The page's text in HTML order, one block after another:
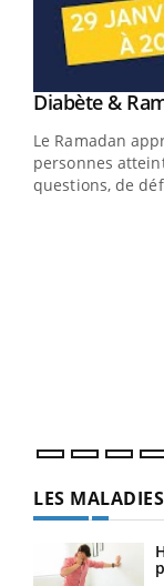
Youtube
Diabète &
Le Ramadan
personnes
questions, de
LES MALADIES